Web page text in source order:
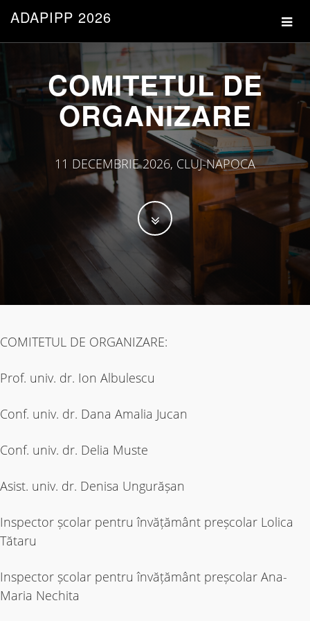
ADAPIPP 2026
COMITETUL DE
ORGANIZARE
11 DECEMBRIE 2026, CLUJ-NAPOCA
COMITETUL DE ORGANIZARE:
Prof. univ. dr. Ion Albulescu
Conf. univ. dr. Dana Amalia Jucan
Conf. univ. dr. Delia Muste
Asist. univ. dr. Denisa Ungurășan
Inspector școlar pentru învățământ preșcolar Lolica
Tătaru
Inspector școlar pentru învățământ preșcolar Ana-
Maria Nechita